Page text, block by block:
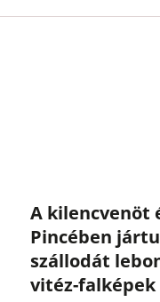
A kilencvenöt
Pincében
szállodát
vitéz-